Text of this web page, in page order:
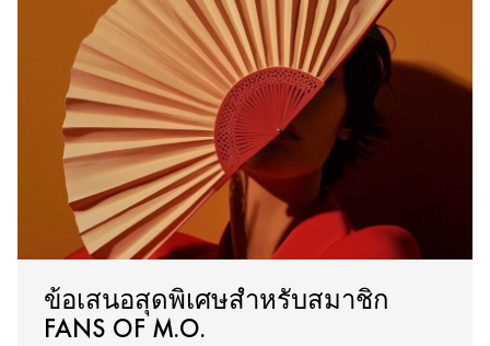
ข้อเสนอสุดพิเศษสำหรับสมาชิก
FANS OF M.O.